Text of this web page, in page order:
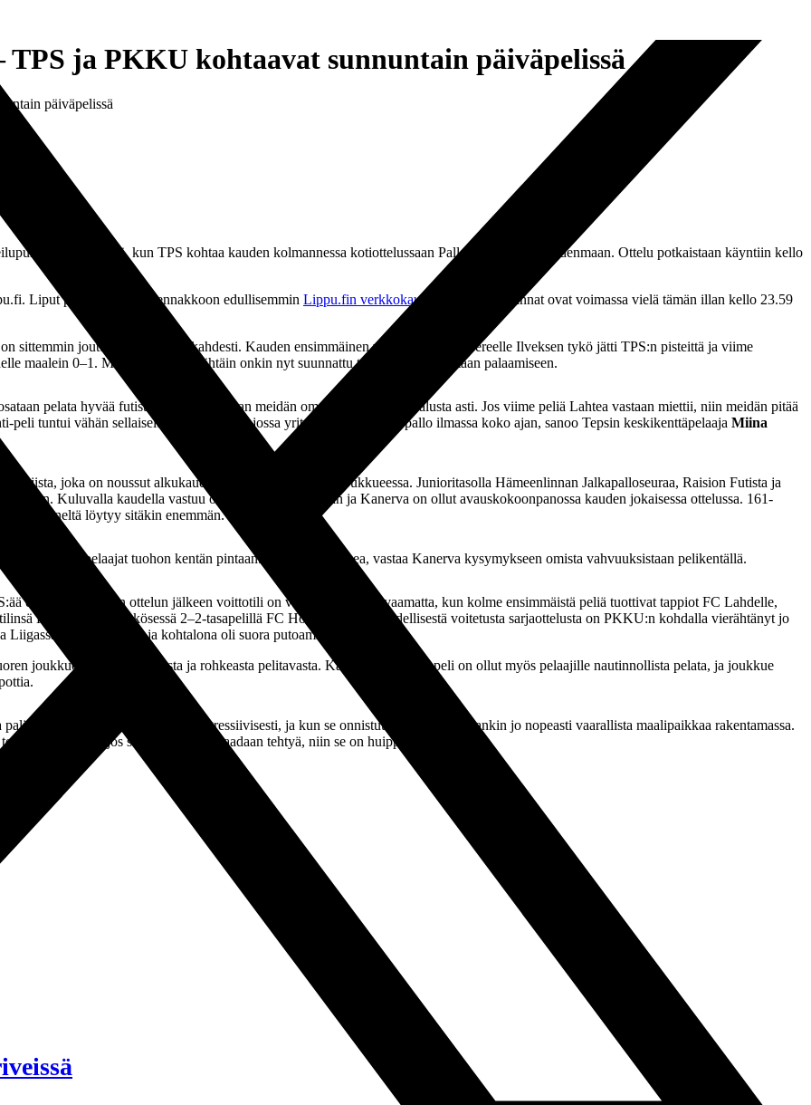
ja PKKU kohtaavat sunnuntain päiväpelissä
päiväpelissä
Yläkentällä, kun TPS kohtaa kauden kolmannessa kotiottelussaan Pallokerho Keski-Uudenmaan. Ottelu potkaistaan käyntiin kello
Liput peliin voit ostaa ennakkoon edullisemmin Lippu.fin verkkokaupasta
. Ennakkohinnat ovat voimassa vielä tämän illan kello 23.59
sittemmin joutunut pettymään kahdesti. Kauden ensimmäinen vierasreissu Tampereelle Ilveksen tykö jätti TPS:n pisteittä ja viime
maalein 0–1. Mustavalkoisten tähtäin onkin nyt suunnattu takaisin voittokantaan palaamiseen.
pelata hyvää futista, kunhan saadaan meidän oma peli rullaamaan alusta asti. Jos viime peliä Lahtea vastaan miettii, niin meidän pitää
peli tuntui vähän sellaiselta ping pongilta, jossa yritettiin vain voittaa pallo ilmassa koko ajan, sanoo Tepsin keskikenttäpelaaja Miina
joka on noussut alkukauden aikana isoon rooliin joukkueessa. Junioritasolla Hämeenlinnan Jalkapalloseuraa, Raision Futista ja
Kuluvalla kaudella vastuu on kasvanut entisestään ja Kanerva on ollut avauskokoonpanossa kauden jokaisessa ottelussa. 161-
häneltä löytyy sitäkin enemmän.
pelaajat tuohon kentän pintaan. Olen myös nopea, vastaa Kanerva kysymykseen omista vahvuuksistaan pelikentällä.
enemmän. Neljän ottelun jälkeen voittotili on vielä PKKU:lla avaamatta, kun kolme ensimmäistä peliä tuottivat tappiot FC Lahdelle,
Kansallisessa Ykkösessä 2–2-tasapelillä FC Honkaa vastaan. Edellisestä voitetusta sarjaottelusta on PKKU:n kohdalla vierähtänyt jo
yhtään ottelua, ja kohtalona oli suora putoaminen Ykköseen.
joukkueen aggressiivisesta ja rohkeasta pelitavasta. Kanervan mukaan peli on ollut myös pelaajille nautinnollista pelata, ja joukkue
juoksemista. Prässäämme aggressiivisesti, ja kun se onnistuu, niin sitten ollaankin jo nopeasti vaarallista maalipaikkaa rakentamassa.
työstä, ja jos siitä vielä maali saadaan tehtyä, niin se on huippujuttu.